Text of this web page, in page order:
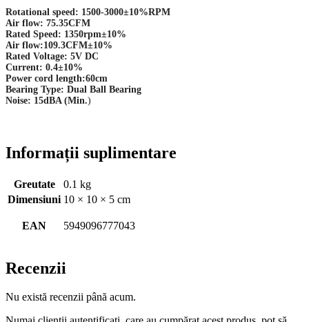
Rotational speed: 1500-3000±10%RPM
Air flow: 75.35CFM
Rated Speed: 1350rpm±10%
Air flow:109.3CFM±10%
Rated Voltage: 5V DC
Current: 0.4±10%
Power cord length:60cm
Bearing Type: Dual Ball Bearing
Noise: 15dBA (Min.)
Informații suplimentare
Greutate
0.1 kg
Dimensiuni 10 × 10 × 5 cm
EAN 5949096777043
Recenzii
Nu există recenzii până acum.